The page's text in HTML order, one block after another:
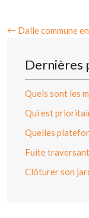
Dalle commune
Dernières
Quels sont les
Qui est
Quelles
Fuite
Clôturer son